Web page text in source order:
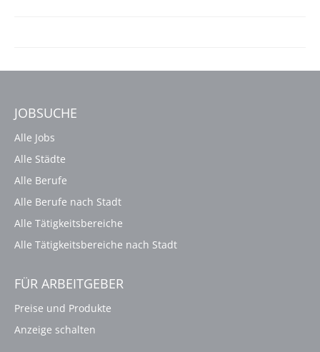
JOBSUCHE
Alle Jobs
Alle Städte
Alle Berufe
Alle Berufe nach Stadt
Alle Tätigkeitsbereiche
Alle Tätigkeitsbereiche nach Stadt
FÜR ARBEITGEBER
Preise und Produkte
Anzeige schalten